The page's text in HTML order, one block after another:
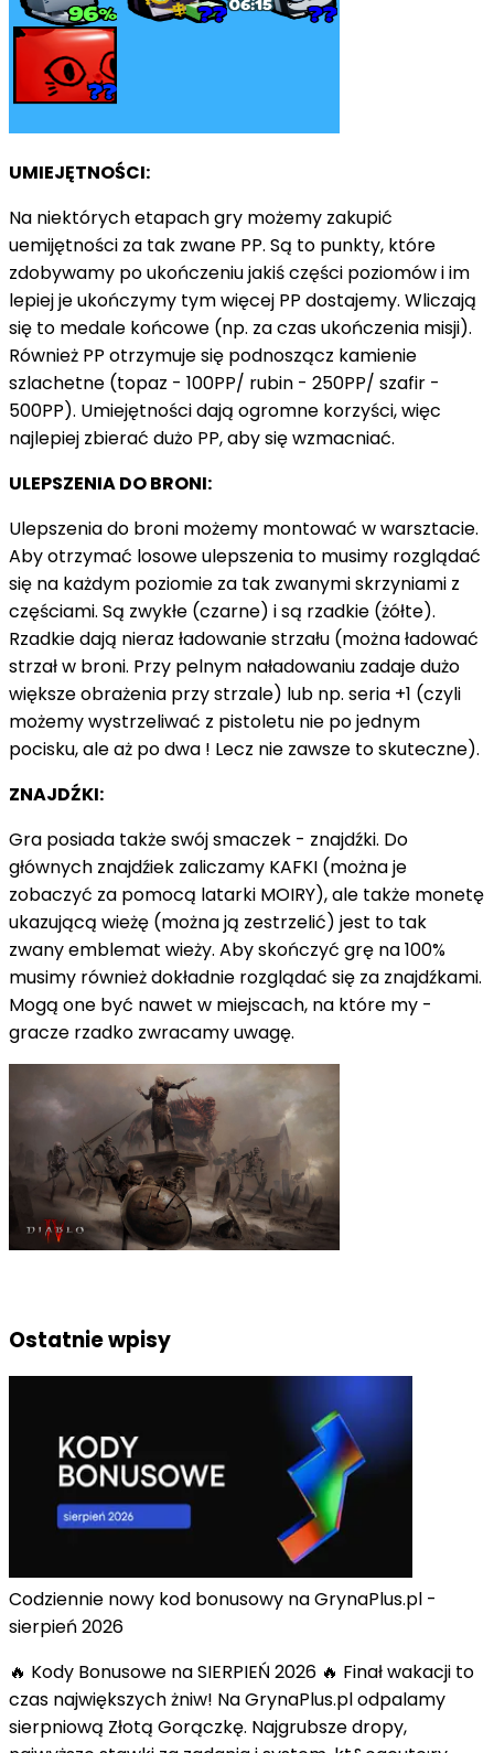
UMIEJĘTNOŚCI:
Na niektórych etapach gry możemy zakupić
uemijętności za tak zwane PP. Są to punkty, które
zdobywamy po ukończeniu jakiś części poziomów i im
lepiej je ukończymy tym więcej PP dostajemy. Wliczają
się to medale końcowe (np. za czas ukończenia misji).
Również PP otrzymuje się podnoszącz kamienie
szlachetne (topaz - 100PP/ rubin - 250PP/ szafir -
500PP). Umiejętności dają ogromne korzyści, więc
najlepiej zbierać dużo PP, aby się wzmacniać.
ULEPSZENIA DO BRONI:
Ulepszenia do broni możemy montować w warsztacie.
Aby otrzymać losowe ulepszenia to musimy rozglądać
się na każdym poziomie za tak zwanymi skrzyniami z
częściami. Są zwykłe (czarne) i są rzadkie (żółte).
Rzadkie dają nieraz ładowanie strzału (można ładować
strzał w broni. Przy pelnym naładowaniu zadaje dużo
większe obrażenia przy strzale) lub np. seria +1 (czyli
możemy wystrzeliwać z pistoletu nie po jednym
pocisku, ale aż po dwa ! Lecz nie zawsze to skuteczne).
ZNAJDŹKI:
Gra posiada także swój smaczek - znajdźki. Do
głównych znajdźiek zaliczamy KAFKI (można je
zobaczyć za pomocą latarki MOIRY), ale także monetę
ukazującą wieżę (można ją zestrzelić) jest to tak
zwany emblemat wieży. Aby skończyć grę na 100%
musimy również dokładnie rozglądać się za znajdźkami.
Mogą one być nawet w miejscach, na które my -
gracze rzadko zwracamy uwagę.
Ostatnie wpisy
Codziennie nowy kod bonusowy na GrynaPlus.pl -
sierpień 2026
🔥 Kody Bonusowe na SIERPIEŃ 2026 🔥 Finał wakacji to
czas największych żniw! Na GrynaPlus.pl odpalamy
sierpniową Złotą Gorączkę. Najgrubsze dropy,